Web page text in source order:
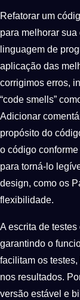
Refatorar um
para melhorar
linguagem de
aplicação das
corrigimos erros,
“code smells”
Adicionar
propósito do
o código
para torná-lo
design, como os
flexibilidade.
A escrita de
garantindo o
facilitam os
nos resultados.
versão estável e